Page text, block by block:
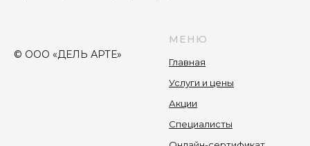
© ООО «ДЕЛЬ АРТЕ»
МЕНЮ
Главная
Услуги и цены
Акции
Специалисты